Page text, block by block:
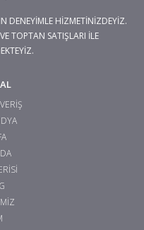
DENEYİMLE HİZMETİNİZDEYİZ.
TOPTAN SATIŞLARI İLE